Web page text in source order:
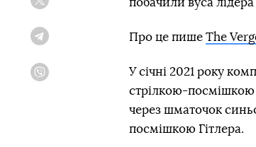
побачили вуса
Про це пише The
У січні 2021 року
стрілкою-посмішкою
через шматочок
посмішкою Гітлера.